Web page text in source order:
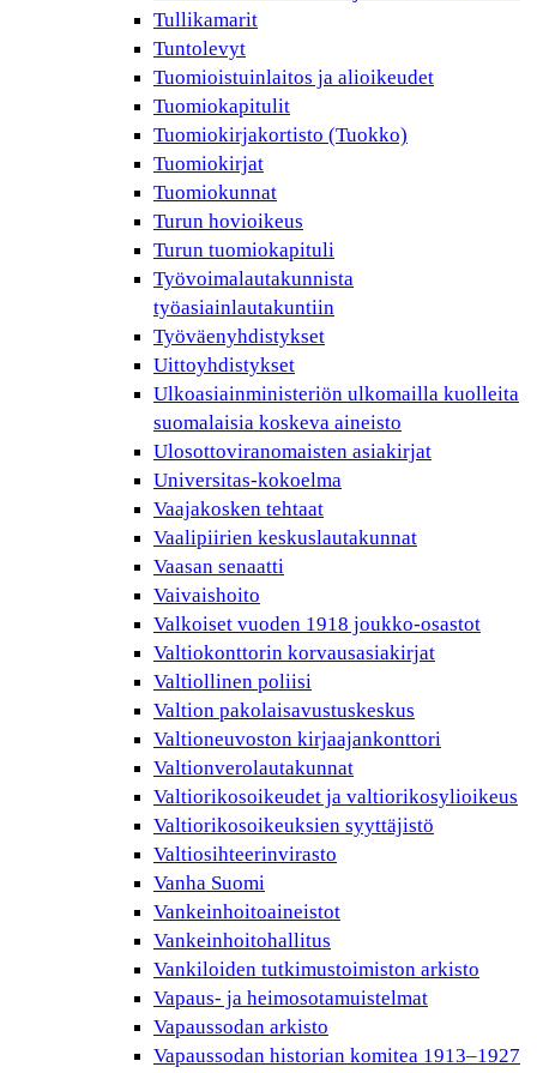
Tullikamarit
Tuntolevyt
Tuomioistuinlaitos ja alioikeudet
Tuomiokapitulit
Tuomiokirjakortisto (Tuokko)
Tuomiokirjat
Tuomiokunnat
Turun hovioikeus
Turun tuomiokapituli
Työvoimalautakunnista
työasiainlautakuntiin
Työväenyhdistykset
Uittoyhdistykset
Ulkoasiainministeriön ulkomailla kuolleita
suomalaisia koskeva aineisto
Ulosottoviranomaisten asiakirjat
Universitas-kokoelma
Vaajakosken tehtaat
Vaalipiirien keskuslautakunnat
Vaasan senaatti
Vaivaishoito
Valkoiset vuoden 1918 joukko-osastot
Valtiokonttorin korvausasiakirjat
Valtiollinen poliisi
Valtion pakolaisavustuskeskus
Valtioneuvoston kirjaajankonttori
Valtionverolautakunnat
Valtiorikosoikeudet ja valtiorikosylioikeus
Valtiorikosoikeuksien syyttäjistö
Valtiosihteerinvirasto
Vanha Suomi
Vankeinhoitoaineistot
Vankeinhoitohallitus
Vankiloiden tutkimustoimiston arkisto
Vapaus- ja heimosotamuistelmat
Vapaussodan arkisto
Vapaussodan historian komitea 1913–1927